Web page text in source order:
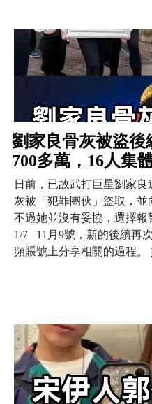
劉家良骨灰被盜後
700多萬，16人集
日前，已故武打巨星劉家
灰被「犯罪團伙」盜取，並
不過她並沒有妥協，選擇報
1/7 11月9號，新的後續再
頻賬號上分享相關的過程。